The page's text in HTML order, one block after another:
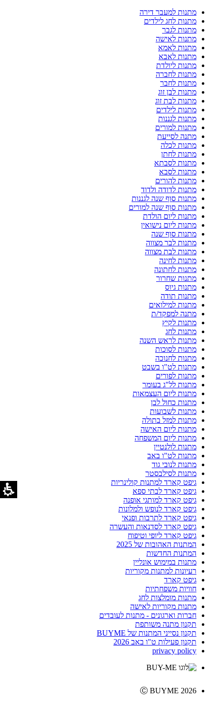
מתנות למעבר דירה
מתנות לחג לילדים
מתנות לגבר
מתנות לאישה
מתנות לאמא
מתנות לאבא
מתנות ליולדת
מתנות לחברה
מתנות לחבר
מתנות לבן זוג
מתנות לבת זוג
מתנות לילדים
מתנות לגננות
מתנות למורים
מתנה לסייעת
מתנות לכלה
מתנות לחתן
מתנות לסבתא
מתנות לסבא
מתנות להורים
מתנות לדודה ולדוד
מתנות סוף שנה לגננות
מתנות סוף שנה למורים
מתנות ליום הולדת
מתנות ליום נישואין
מתנות סוף שנה
מתנות לבר מצווה
מתנות לבת מצווה
מתנות לחינה
מתנות לחתונה
מתנות שחרור
מתנות גיוס
מתנות תודה
מתנות למילואים
מתנה למפקד/ת
מתנות לקיץ
מתנות לחג
מתנות לראש השנה
מתנות לסוכות
מתנות לחנוכה
מתנות לט"ו בשבט
מתנות לפורים
מתנות לל"ג בעומר
מתנות ליום העצמאות
מתנות כחול לבן
מתנות לשבועות
מתנות למזל בתולה
מתנות ליום האישה
מתנות ליום המשפחה
מתנות לולנטיין
מתנות לט"ו באב
מתנות לנובי גוד
מתנות לסילבסטר
גיפט קארד למתנות קולינריות
גיפט קארד לבתי ספא
גיפט קארד למותגי אופנה
גיפט קארד לנופש ולמלונות
גיפט קארד לתרבות ופנאי
גיפט קארד לסדנאות והעשרה
גיפט קארד ליופי וטיפוח
המתנות האהובות של 2025
המתנות החדשות
מתנות במימוש אונליין
רעיונות למתנות מקוריות
גיפט קארד
חוויות משפחתיות
מתנות מומלצות לחג
מתנות מקוריות לאישה
חברות וארגונים - מתנות לעובדים
תקנון מתנה משותפת
תקנון נסייני המתנות של BUYME
תקנון פעילות ט"ו באב 2026
privacy policy
Ⓒ BUYME 2026